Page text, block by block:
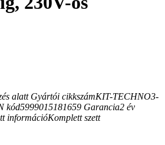
alatt Gyártói cikkszámKIT-TECHNO3-
kód5999015181659 Garancia2 év
információKomplett szett